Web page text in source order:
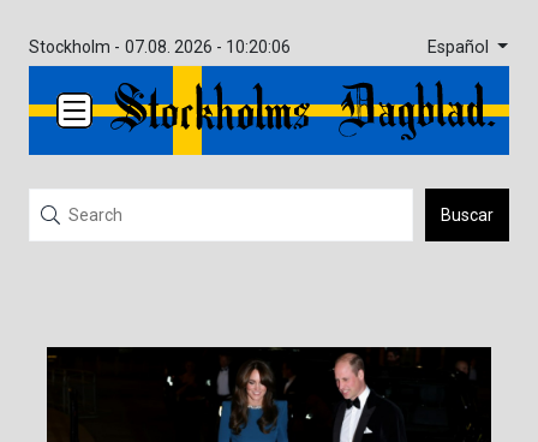
Stockholm - 07.08. 2026 - 10:20:06 Español
Buscar